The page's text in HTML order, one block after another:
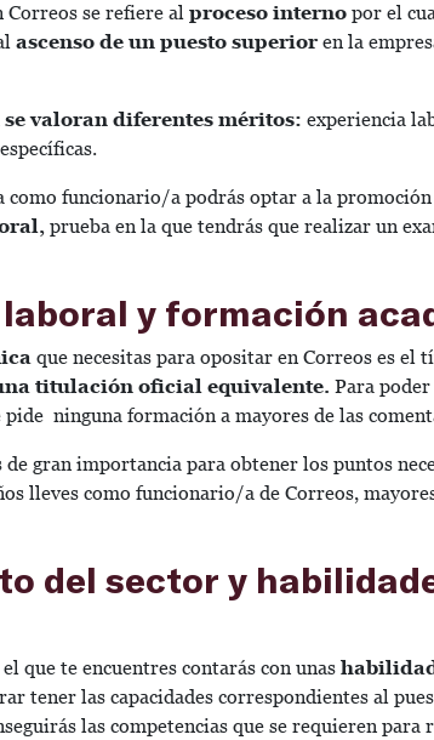
se refiere al proceso interno por el
ascenso de un puesto superior en la
se valoran diferentes méritos: experiencia
como funcionario/a podrás optar a la
prueba en la que tendrás que realizar un
y formación
que necesitas para opositar en Correos es el
titulación oficial equivalente. Para
ninguna formación a mayores de las
gran importancia para obtener los puntos
lleves como funcionario/a de Correos,
del sector y
que te encuentres contarás con unas
tener las capacidades correspondientes al
las competencias que se requieren para